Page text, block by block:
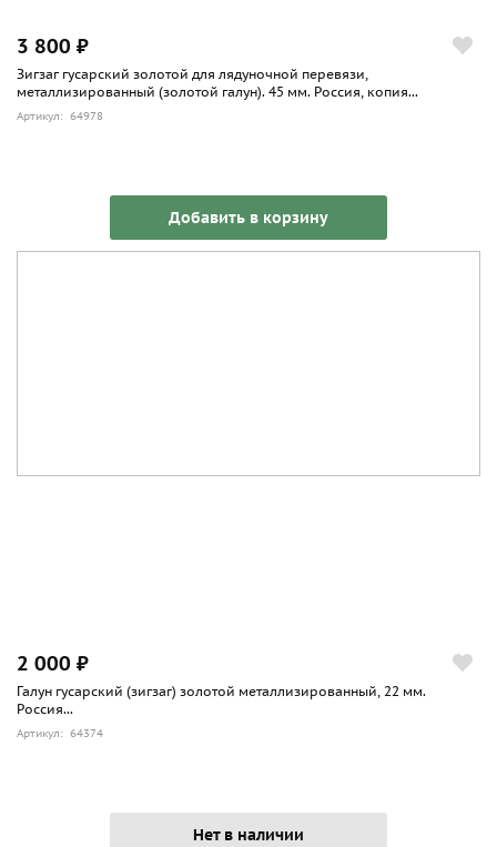
3 800 ₽
Зигзаг гусарский золотой для лядуночной перевязи,
металлизированный (золотой галун). 45 мм. Россия, копия...
Артикул: 64978
Добавить в корзину
2 000 ₽
Галун гусарский (зигзаг) золотой металлизированный, 22 мм.
Россия...
Артикул: 64374
Нет в наличии